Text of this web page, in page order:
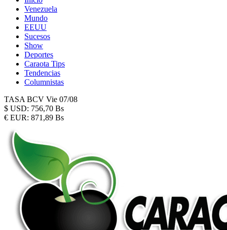
Venezuela
Mundo
EEUU
Sucesos
Show
Deportes
Caraota Tips
Tendencias
Columnistas
TASA BCV Vie 07/08
$ USD: 756,70 Bs
€ EUR: 871,89 Bs